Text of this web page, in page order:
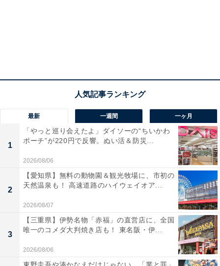
最新 一週間 一ヶ月
1
「やっと巡り会えたよ」ダイソーの“ちいかわ
ポーチ”が220円で反響。ぬい活＆防災...
2026/08/06
2
【愛知県】無料の動物園＆観光牧場に、市初の
天然温泉も！ 高速道路のハイウェイオア...
2026/08/07
3
【三重県】伊勢名物「赤福」の直営店に、全国
唯一のコメダ大判焼き店も！ 東名阪・伊...
2026/08/06
東野圭吾や湊かなえだけじゃない、「業と罪」